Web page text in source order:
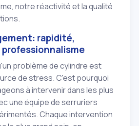
notre réactivité et la qualité
rapidité,
problème de cylindre est
de stress. C'est pourquoi
à intervenir dans les plus
une équipe de serruriers
Chaque intervention